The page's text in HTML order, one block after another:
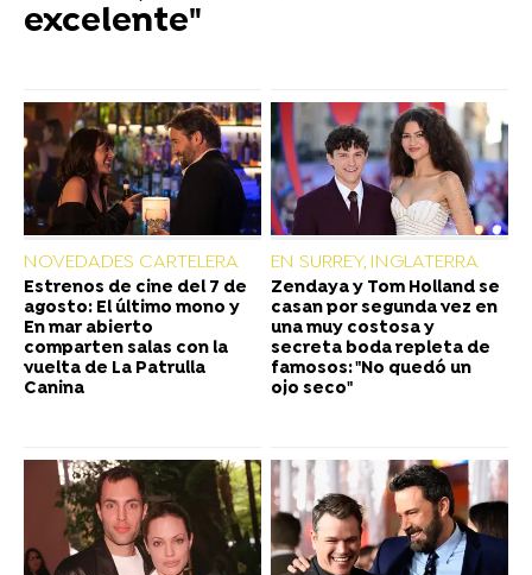
excelente"
NOVEDADES CARTELERA
Estrenos de cine del 7 de
agosto: El último mono y
En mar abierto
comparten salas con la
vuelta de La Patrulla
Canina
EN SURREY, INGLATERRA
Zendaya y Tom Holland se
casan por segunda vez en
una muy costosa y
secreta boda repleta de
famosos: "No quedó un
ojo seco"